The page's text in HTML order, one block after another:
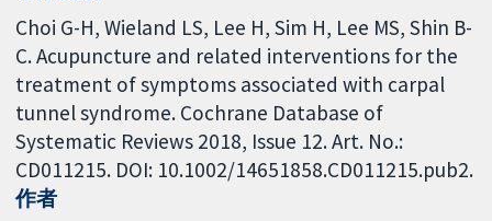
Choi G-H, Wieland LS, Lee H, Sim H, Lee MS, Shin B-
C. Acupuncture and related interventions for the
treatment of symptoms associated with carpal
tunnel syndrome. Cochrane Database of
Systematic Reviews 2018, Issue 12. Art. No.:
CD011215. DOI: 10.1002/14651858.CD011215.pub2.
作者